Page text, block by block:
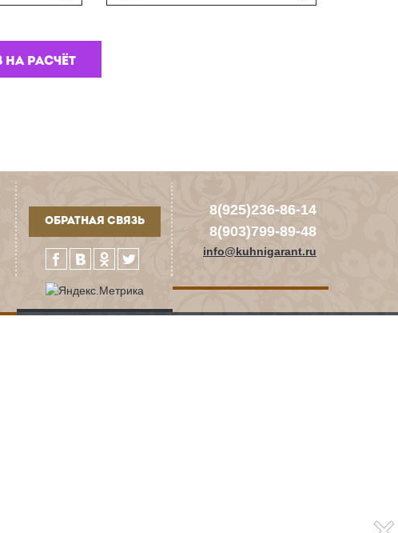
ОБРАТНАЯ СВЯЗЬ
8(925)236-86-14
8(903)799-89-48
info@kuhnigarant.ru